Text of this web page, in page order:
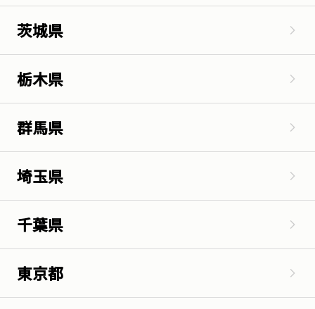
茨城県
栃木県
群馬県
埼玉県
千葉県
東京都